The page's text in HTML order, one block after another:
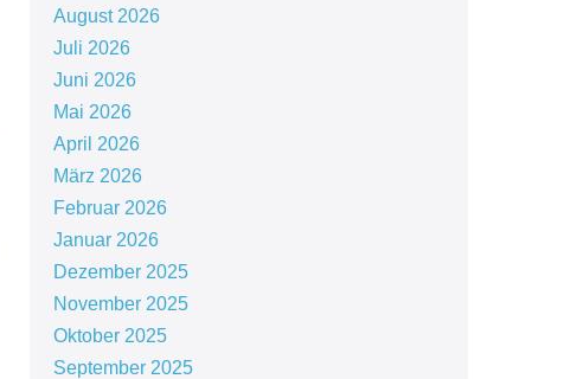
August 2026
Juli 2026
Juni 2026
Mai 2026
April 2026
März 2026
Februar 2026
Januar 2026
Dezember 2025
November 2025
Oktober 2025
September 2025